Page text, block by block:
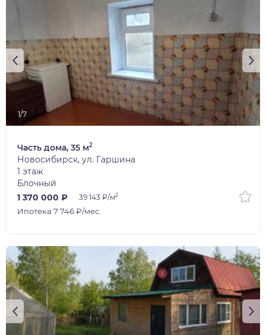
1/7
Часть дома, 35 м2
Новосибирск, ул. Гаршина
1 этаж
Блочный
1 370 000 ₽
39 143 ₽/м2
Ипотека 7 746 ₽/мес.